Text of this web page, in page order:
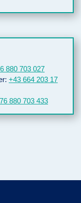
880 703 027
+43 664 203 17
880 703 433